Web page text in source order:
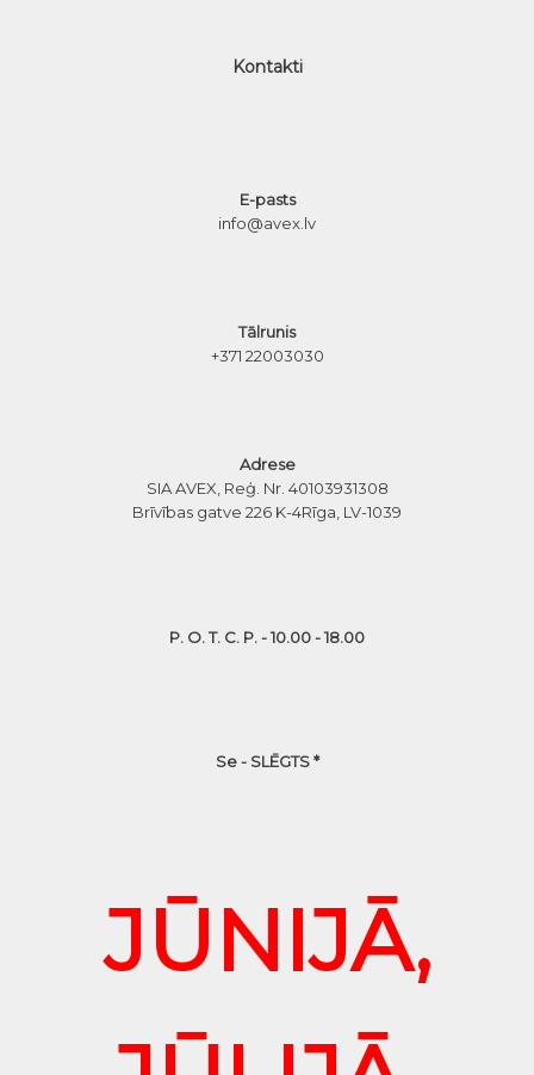
Kontakti
E-pasts
info@avex.lv
Tālrunis
+371 22003030
Adrese
SIA AVEX, Reģ. Nr. 40103931308
Brīvības gatve 226 K-4Rīga, LV-1039
P. O. T. C. P. - 10.00 - 18.00
Se - SLĒGTS *
JŪNIJĀ,